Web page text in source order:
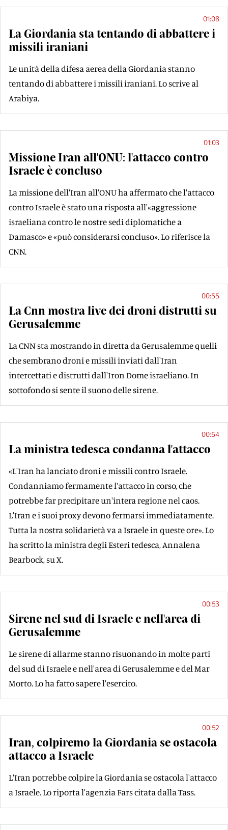
01:08
La Giordania sta tentando di abbattere i
missili iraniani
Le unità della difesa aerea della Giordania stanno
tentando di abbattere i missili iraniani. Lo scrive al
Arabiya.
01:03
Missione Iran all'ONU: l'attacco contro
Israele è concluso
La missione dell'Iran all'ONU ha affermato che l'attacco
contro Israele è stato una risposta all'«aggressione
israeliana contro le nostre sedi diplomatiche a
Damasco» e «può considerarsi concluso». Lo riferisce la
CNN.
00:55
La Cnn mostra live dei droni distrutti su
Gerusalemme
La CNN sta mostrando in diretta da Gerusalemme quelli
che sembrano droni e missili inviati dall'Iran
intercettati e distrutti dall'Iron Dome israeliano. In
sottofondo si sente il suono delle sirene.
00:54
La ministra tedesca condanna l'attacco
«L'Iran ha lanciato droni e missili contro Israele.
Condanniamo fermamente l'attacco in corso, che
potrebbe far precipitare un'intera regione nel caos.
L'Iran e i suoi proxy devono fermarsi immediatamente.
Tutta la nostra solidarietà va a Israele in queste ore». Lo
ha scritto la ministra degli Esteri tedesca, Annalena
Bearbock, su X.
00:53
Sirene nel sud di Israele e nell'area di
Gerusalemme
Le sirene di allarme stanno risuonando in molte parti
del sud di Israele e nell'area di Gerusalemme e del Mar
Morto. Lo ha fatto sapere l'esercito.
00:52
Iran, colpiremo la Giordania se ostacola
attacco a Israele
L'Iran potrebbe colpire la Giordania se ostacola l'attacco
a Israele. Lo riporta l'agenzia Fars citata dalla Tass.